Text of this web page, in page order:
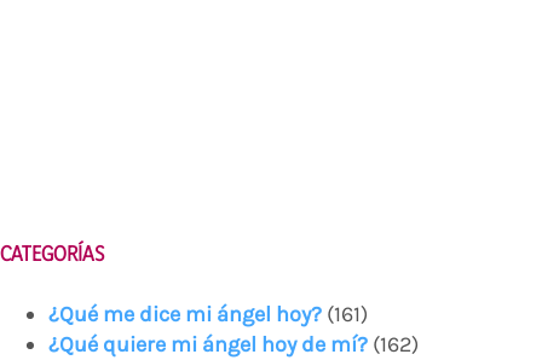
CATEGORÍAS
¿Qué me dice mi ángel hoy? (161)
¿Qué quiere mi ángel hoy de mí? (162)